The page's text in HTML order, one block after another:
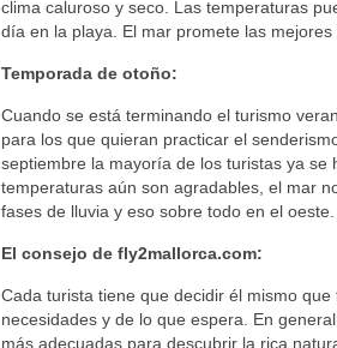
clima caluroso y seco. Las temperaturas
día en la playa. El mar promete las
Temporada de otoño:
Cuando se está terminando el turismo
para los que quieran practicar el
septiembre la mayoría de los turistas ya
temperaturas aún son agradables, el mar
fases de lluvia y eso sobre todo en el oeste.
El consejo de fly2mallorca.com:
Cada turista tiene que decidir él mismo
necesidades y de lo que espera. En
más adecuadas para descubrir la rica